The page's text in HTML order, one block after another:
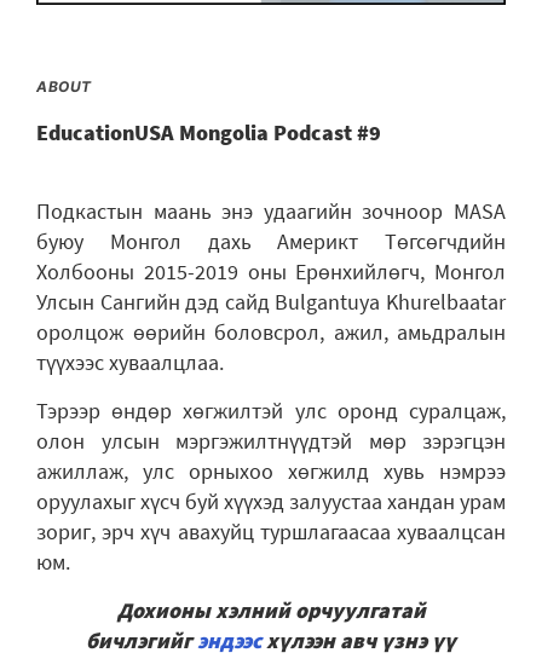
ABOUT
EducationUSA Mongolia Podcast #9
Подкастын маань энэ удаагийн зочноор MASA
буюу Монгол дахь Америкт Төгсөгчдийн
Холбооны 2015-2019 оны Ерөнхийлөгч, Монгол
Улсын Сангийн дэд сайд Bulgantuya Khurelbaatar
оролцож өөрийн боловсрол, ажил, амьдралын
түүхээс хуваалцлаа.
Тэрээр өндөр хөгжилтэй улс оронд суралцаж,
олон улсын мэргэжилтнүүдтэй мөр зэрэгцэн
ажиллаж, улс орныхоо хөгжилд хувь нэмрээ
оруулахыг хүсч буй хүүхэд залуустаа хандан урам
зориг, эрч хүч авахуйц туршлагаасаа хуваалцсан
юм.
Дохионы хэлний орчуулгатай
бичлэгийгэндээсхүлээн авч үзнэ үү